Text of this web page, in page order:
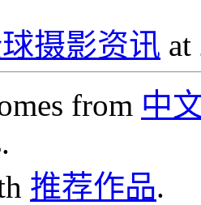
摄影资讯 at
from 中
推荐作品.